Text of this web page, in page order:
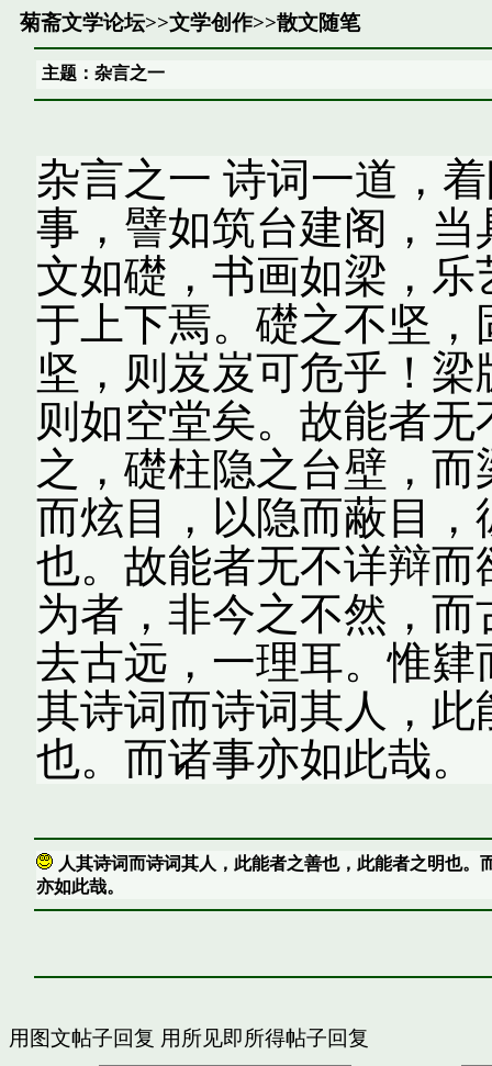
菊斋文学论坛>>文学创作>>散文随笔
主题：杂言之一
杂言之一 诗词一道，
事，譬如筑台建阁，
文如礎，书画如梁，
于上下焉。礎之不坚
坚，则岌岌可危乎！
则如空堂矣。故能者
之，礎柱隐之台壁，
而炫目，以隐而蔽目
也。故能者无不详辩
为者，非今之不然，
去古远，一理耳。惟
其诗词而诗词其人，
也。而诸事亦如此哉。
人其诗词而诗词其人，此能者之善也，此能者之明也。
亦如此哉。
用图文帖子回复 用所见即所得帖子回复